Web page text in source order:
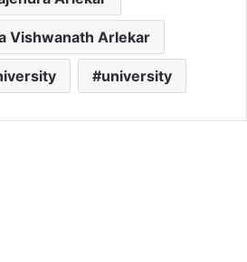
Vishwanath Arlekar
university